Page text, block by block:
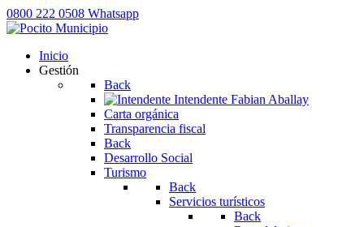
0800 222 0508 Whatsapp
Inicio
Gestión
Back
Intendente Fabian Aballay
Carta orgánica
Transparencia fiscal
Back
Desarrollo Social
Turismo
Back
Servicios turísticos
Back